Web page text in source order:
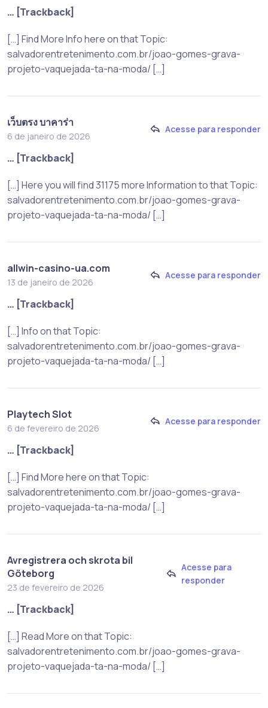
… [Trackback]
[…] Find More Info here on that Topic:
salvadorentretenimento.com.br/joao-gomes-grava-
projeto-vaquejada-ta-na-moda/ […]
เว็บตรง บาคาร่า
6 de janeiro de 2026
Acesse para responder
… [Trackback]
[…] Here you will find 31175 more Information to that Topic:
salvadorentretenimento.com.br/joao-gomes-grava-
projeto-vaquejada-ta-na-moda/ […]
allwin-casino-ua.com
13 de janeiro de 2026
Acesse para responder
… [Trackback]
[…] Info on that Topic:
salvadorentretenimento.com.br/joao-gomes-grava-
projeto-vaquejada-ta-na-moda/ […]
Playtech Slot
6 de fevereiro de 2026
Acesse para responder
… [Trackback]
[…] Find More here on that Topic:
salvadorentretenimento.com.br/joao-gomes-grava-
projeto-vaquejada-ta-na-moda/ […]
Avregistrera och skrota bil
Göteborg
23 de fevereiro de 2026
Acesse para
responder
… [Trackback]
[…] Read More on that Topic:
salvadorentretenimento.com.br/joao-gomes-grava-
projeto-vaquejada-ta-na-moda/ […]